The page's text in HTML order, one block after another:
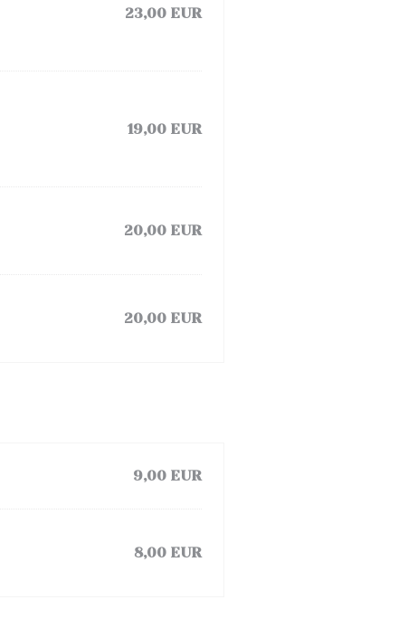
23,00 EUR
19,00 EUR
20,00 EUR
20,00 EUR
9,00 EUR
8,00 EUR